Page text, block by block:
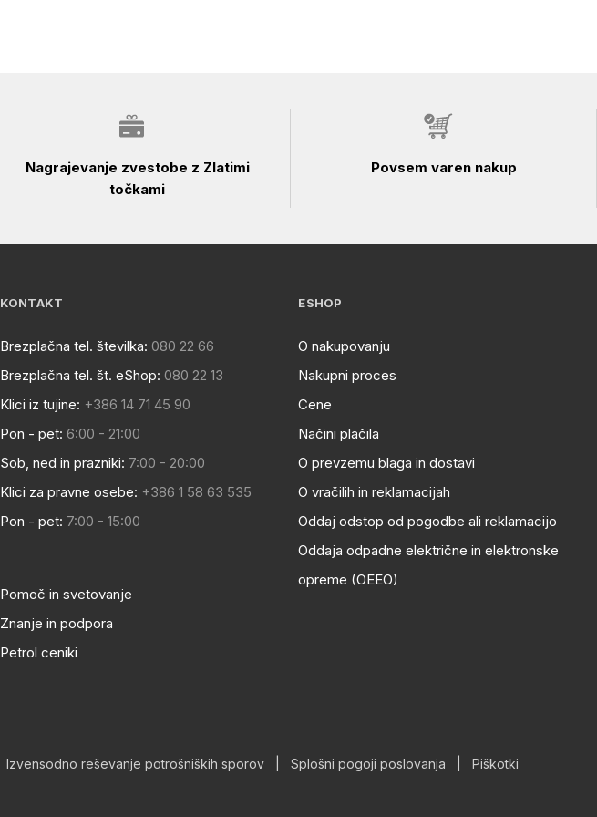
Nagrajevanje zvestobe z Zlatimi
točkami
Povsem varen nakup
KONTAKT
Brezplačna tel. številka: 080 22 66
Brezplačna tel. št. eShop: 080 22 13
Klici iz tujine: +386 14 71 45 90
Pon - pet: 6:00 - 21:00
Sob, ned in prazniki: 7:00 - 20:00
Klici za pravne osebe: +386 1 58 63 535
Pon - pet: 7:00 - 15:00
Pomoč in svetovanje
Znanje in podpora
Petrol ceniki
ESHOP
O nakupovanju
Nakupni proces
Cene
Načini plačila
O prevzemu blaga in dostavi
O vračilih in reklamacijah
Oddaj odstop od pogodbe ali reklamacijo
Oddaja odpadne električne in elektronske
opreme (OEEO)
Izvensodno reševanje potrošniških sporov Splošni pogoji poslovanja
Piškotki